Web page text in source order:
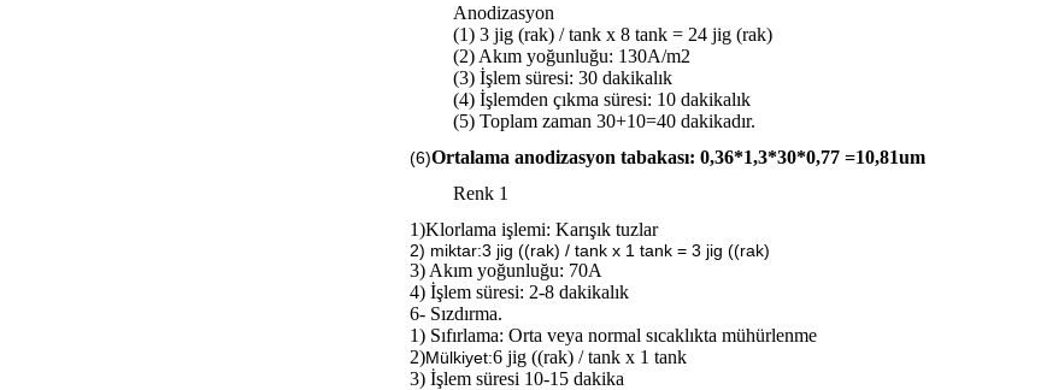
Anodizasyon
(1) 3 jig (rak) / tank x 8 tank = 24 jig (rak)
(2) Akım yoğunluğu: 130A/m2
(3) İşlem süresi: 30 dakikalık
(4) İşlemden çıkma süresi: 10 dakikalık
(5) Toplam zaman 30+10=40 dakikadır.
(6)Ortalama anodizasyon tabakası: 0,36*1,3*30*0,77 =10,81um
Renk 1
1)Klorlama işlemi: Karışık tuzlar
2) miktar:3 jig ((rak) / tank x 1 tank = 3 jig ((rak)
3) Akım yoğunluğu: 70A
4) İşlem süresi: 2-8 dakikalık
6- Sızdırma.
1) Sıfırlama: Orta veya normal sıcaklıkta mühürlenme
2)Mülkiyet:6 jig ((rak) / tank x 1 tank
3) İşlem süresi 10-15 dakika